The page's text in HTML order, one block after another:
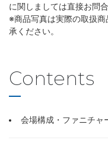
に関しましては直接お問
※商品写真は実際の取扱
承ください。
Contents
会場構成・ファニチャ